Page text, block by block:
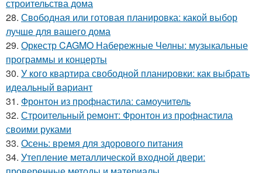
строительства дома
28. Свободная или готовая планировка: какой выбор
лучше для вашего дома
29. Оркестр CAGMO Набережные Челны: музыкальные
программы и концерты
30. У кого квартира свободной планировки: как выбрать
идеальный вариант
31. Фронтон из профнастила: самоучитель
32. Строительный ремонт: Фронтон из профнастила
своими руками
33. Осень: время для здорового питания
34. Утепление металлической входной двери: